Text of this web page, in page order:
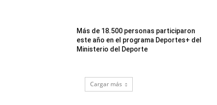
Más de 18.500 personas participaron
este año en el programa Deportes+ del
Ministerio del Deporte
Cargar más